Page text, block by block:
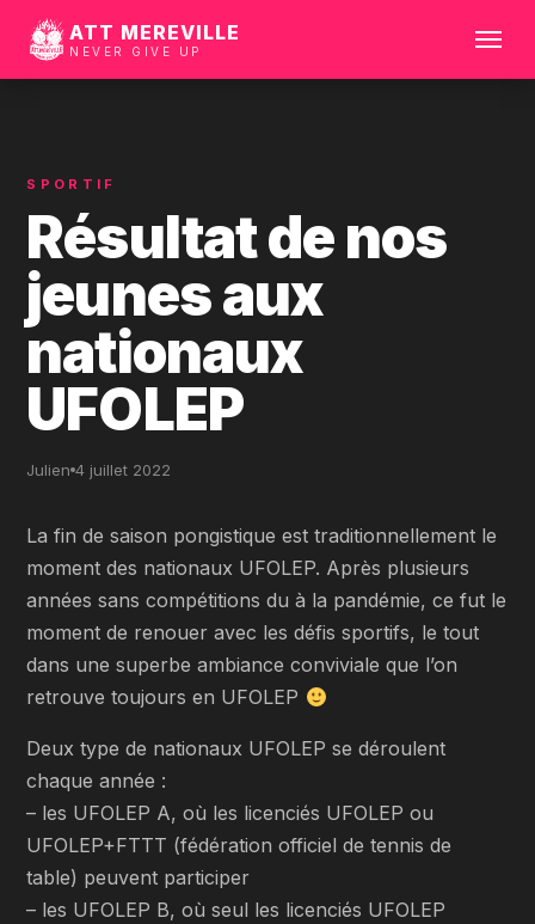
ATT MEREVILLE
NEVER GIVE UP
le
SPORTIF
Résultat de nos
jeunes aux
nationaux
UFOLEP
Julien 4 juillet 2022
La fin de saison pongistique est traditionnellement le
moment des nationaux UFOLEP. Après plusieurs
années sans compétitions du à la pandémie, ce fut le
moment de renouer avec les défis sportifs, le tout
dans une superbe ambiance conviviale que l’on
retrouve toujours en UFOLEP
Deux type de nationaux UFOLEP se déroulent
chaque année :
– les UFOLEP A, où les licenciés UFOLEP ou
UFOLEP+FTTT (fédération officiel de tennis de
table) peuvent participer
– les UFOLEP B, où seul les licenciés UFOLEP